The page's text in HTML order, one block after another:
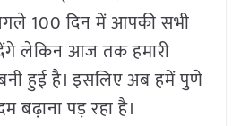
100 दिन में आपकी सभी
लेकिन आज तक हमारी
हुई है। इसलिए अब हमें पुणे
बढ़ाना पड़ रहा है।